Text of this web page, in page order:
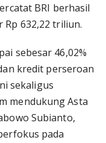
BRI berhasil
632,22 triliun.
sebesar 46,02%
kredit perseroan
sekaligus
mendukung Asta
Subianto,
pada